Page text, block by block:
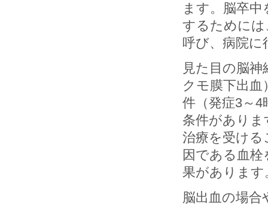
ます。脳卒
するために
呼び、病院に
見た目の脳
クモ膜下出
件（発症3～
条件がありま
治療を受け
因である血
果があります
脳出血の場合